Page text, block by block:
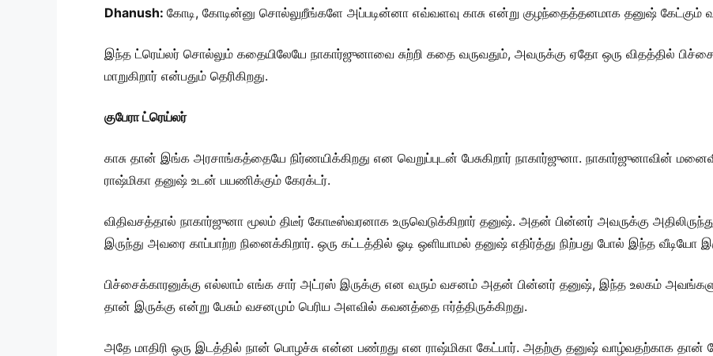
Dhanush: கோடி, கோடின்னு சொல்லுறீங்களே அப்படின்னா எவ்வளவு காசு என்று குழந்தைத்தனமாக தனுஷ் கேட்கும்
இந்த ட்ரெய்லர் சொல்லும் கதையிலேயே நாகார்ஜுனாவை சுற்றி கதை வருவதும், அவருக்கு ஏதோ ஒரு விதத்தில்
மாறுகிறார் என்பதும் தெரிகிறது.
குபேரா ட்ரெய்லர்
காசு தான் இங்க அரசாங்கத்தையே நிர்ணயிக்கிறது என வெறுப்புடன் பேசுகிறார் நாகார்ஜுனா. நாகார்ஜுனாவின்
ராஷ்மிகா தனுஷ் உடன் பயணிக்கும் கேரக்டர்.
விதிவசத்தால் நாகார்ஜுனா மூலம் திடீர் கோடீஸ்வரனாக உருவெடுக்கிறார் தனுஷ். அதன் பின்னர் அவருக்கு
இருந்து அவரை காப்பாற்ற நினைக்கிறார். ஒரு கட்டத்தில் ஓடி ஒளியாமல் தனுஷ் எதிர்த்து நிற்பது போல் இந்த வீடியோ
பிச்சைக்காரனுக்கு எல்லாம் எங்க சார் அட்ரஸ் இருக்கு என வரும் வசனம் அதன் பின்னர் தனுஷ், இந்த உலகம்
தான் இருக்கு என்று பேசும் வசனமும் பெரிய அளவில் கவனத்தை ஈர்த்திருக்கிறது.
அதே மாதிரி ஒரு இடத்தில் நான் பொழச்சு என்ன பண்றது என ராஷ்மிகா கேட்பார். அதற்கு தனுஷ் வாழ்வதற்காக